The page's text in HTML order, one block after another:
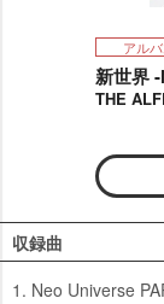
アル
新世界
THE
収録曲
1. Neo Universe